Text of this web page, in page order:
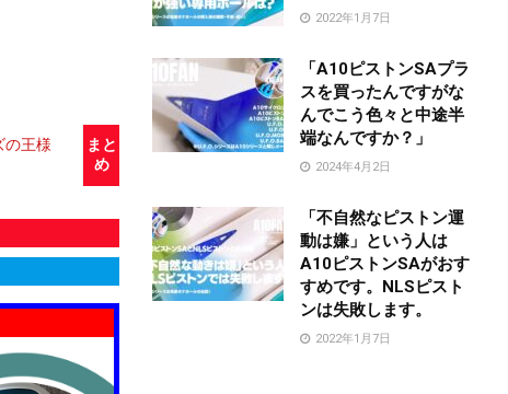
の王様
まと
め
2022年1月7日
「A10ピストンSAプラ
スを買ったんですがな
んでこう色々と中途半
端なんですか？」
2024年4月2日
「不自然なピストン運
動は嫌」という人は
A10ピストンSAがおす
すめです。NLSピスト
ンは失敗します。
2022年1月7日